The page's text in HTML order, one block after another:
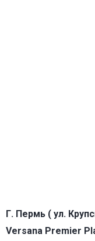
Г. Пермь ( ул.
Versana Premier